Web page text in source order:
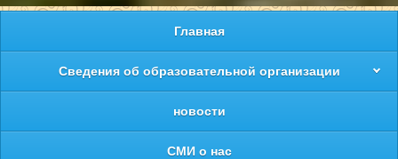
Главная
Сведения об образовательной организации
новости
СМИ о нас